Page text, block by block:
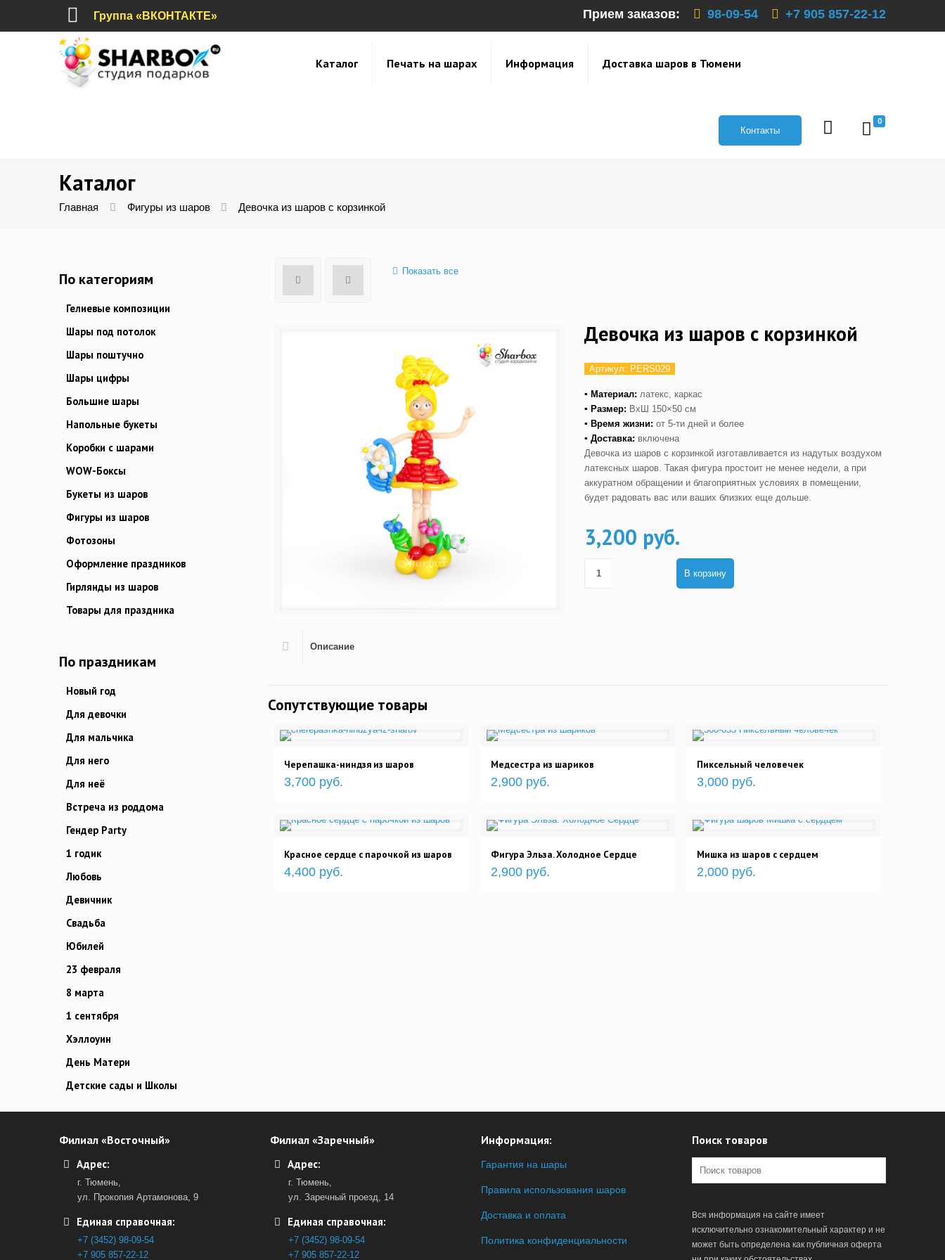
Прием заказов: 98-09-54 +7 905 857-22-12
Группа «ВКОНТАКТЕ»
Каталог Печать на шарах Информация Доставка шаров в Тюмени
0
Контакты
Каталог
Главная Фигуры из шаров Девочка из шаров с корзинкой
Показать все
Девочка из шаров с корзинкой
Артикул: PERS029
▪ Материал: латекс, каркас
▪ Размер: ВхШ 150×50 см
▪ Время жизни: от 5-ти дней и более
▪ Доставка: включена
Девочка из шаров с корзинкой изготавливается из надутых воздухом
латексных шаров. Такая фигура простоит не менее недели, а при
аккуратном обращении и благоприятных условиях в помещении,
будет радовать вас или ваших близких еще дольше.
3,200 руб.
В корзину
Описание
Сопутствующие товары
Черепашка-ниндзя из шаров
3,700 руб.
Медсестра из шариков
2,900 руб.
Пиксельный человечек
3,000 руб.
Красное сердце с парочкой из шаров
4,400 руб.
Фигура Эльза. Холодное Сердце
2,900 руб.
Мишка из шаров с сердцем
2,000 руб.
По категориям
Гелиевые композиции
Шары под потолок
Шары поштучно
Шары цифры
Большие шары
Напольные букеты
Коробки с шарами
WOW-Боксы
Букеты из шаров
Фигуры из шаров
Фотозоны
Оформление праздников
Гирлянды из шаров
Товары для праздника
По праздникам
Новый год
Для девочки
Для мальчика
Для него
Для неё
Встреча из роддома
Гендер Party
1 годик
Любовь
Девичник
Свадьба
Юбилей
23 февраля
8 марта
1 сентября
Хэллоуин
День Матери
Детские сады и Школы
Филиал «Восточный»
Адрес:
г. Тюмень,
ул. Прокопия Артамонова, 9
Единая справочная:
+7 (3452) 98-09-54
+7 905 857-22-12
Филиал «Заречный»
Адрес:
г. Тюмень,
ул. Заречный проезд, 14
Единая справочная:
+7 (3452) 98-09-54
+7 905 857-22-12
Информация:
Гарантия на шары
Правила использования шаров
Доставка и оплата
Политика конфиденциальности
Поиск товаров
Вся информация на сайте имеет
исключительно ознакомительный характер и не
может быть определена как публичная оферта